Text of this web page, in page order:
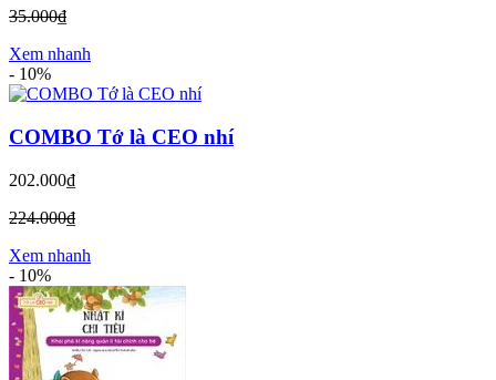
35.000₫
Xem nhanh
- 10%
COMBO Tớ là CEO nhí
202.000₫
224.000₫
Xem nhanh
- 10%